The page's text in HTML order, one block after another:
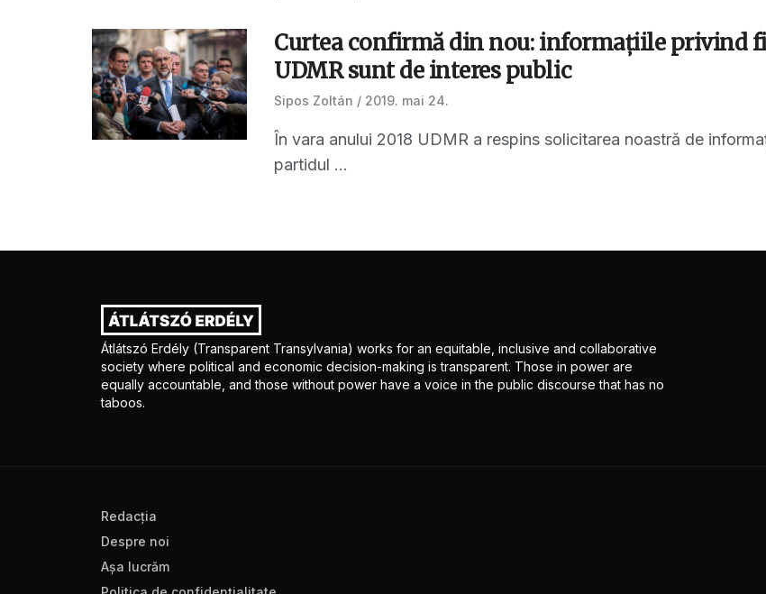
Curtea confirmă din nou: informațiile privind
UDMR sunt de interes public
Sipos Zoltán 2019. mai 24.
În vara anului 2018 UDMR a respins solicitarea noastră de
partidul ...
Átlátszó Erdély (Transparent Transylvania) works for an equitable, inclusive and collaborative
society where political and economic decision-making is transparent. Those in power are
equally accountable, and those without power have a voice in the public discourse that has no
taboos.
Redacţia
Despre noi
Aşa lucrăm